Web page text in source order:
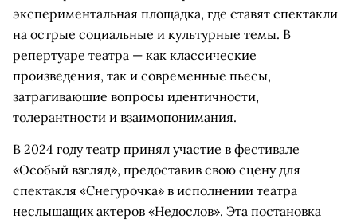
экспериментальная площадка, где ставят спектакли
на острые социальные и культурные темы. В
репертуаре театра — как классические
произведения, так и современные пьесы,
затрагивающие вопросы идентичности,
толерантности и взаимопонимания.
В 2024 году театр принял участие в фестивале
«Особый взгляд», предоставив свою сцену для
спектакля «Снегурочка» в исполнении театра
неслышащих актеров «Недослов». Эта постановка